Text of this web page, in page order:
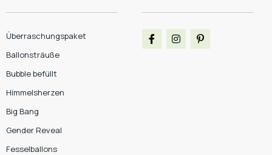
Überraschungspaket
Ballonsträuße
Bubble befüllt
Himmelsherzen
Big Bang
Gender Reveal
Fesselballons